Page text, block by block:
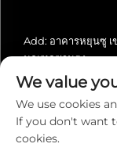
Add: อาคารหยุนซู เ
มณฑลซานตง
โทรศัพท์: +86-
อีเมล:[email
We value
We use cookies
If you don't want
cookies.